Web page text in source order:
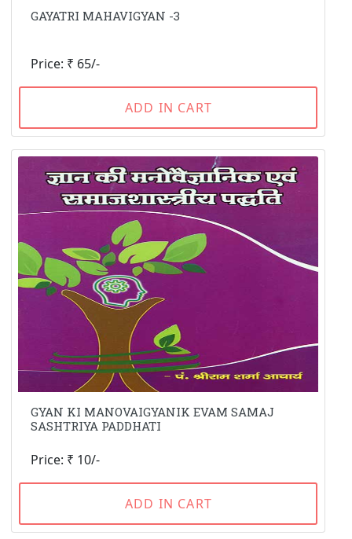
GAYATRI MAHAVIGYAN -3
Price: ₹ 65/-
ADD IN CART
GYAN KI MANOVAIGYANIK EVAM SAMAJ
SASHTRIYA PADDHATI
Price: ₹ 10/-
ADD IN CART